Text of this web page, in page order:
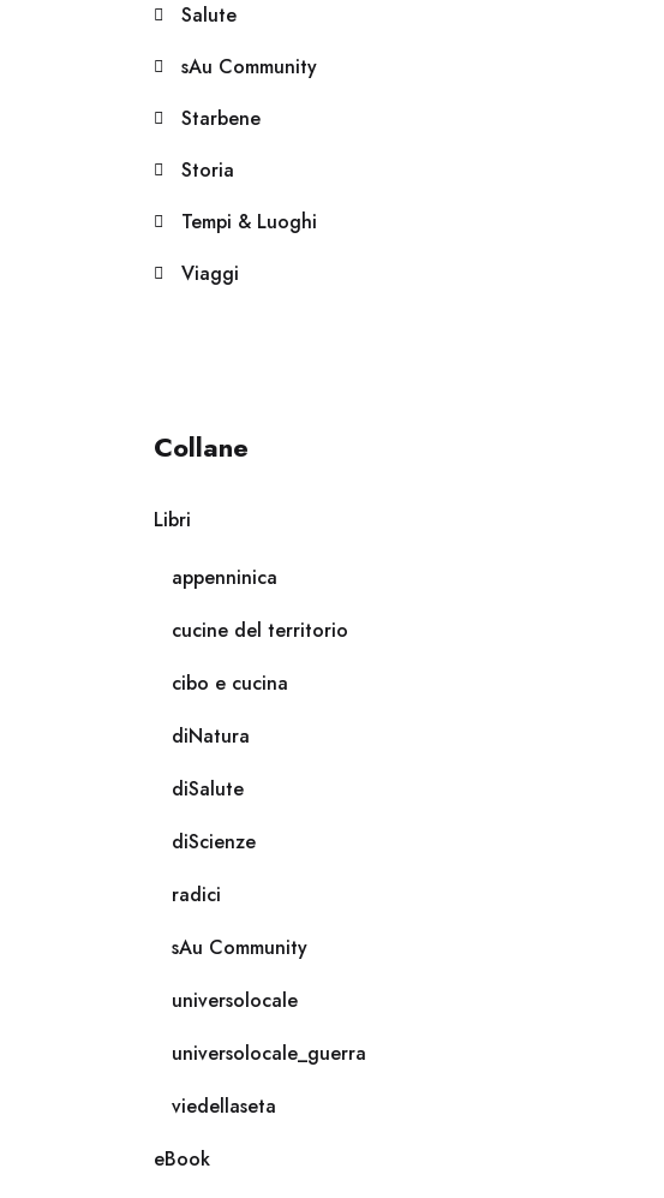
Salute
sAu Community
Starbene
Storia
Tempi & Luoghi
Viaggi
Collane
Libri
appenninica
cucine del territorio
cibo e cucina
diNatura
diSalute
diScienze
radici
sAu Community
universolocale
universolocale_guerra
viedellaseta
eBook